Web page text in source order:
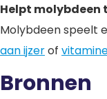
Helpt molybdeen
Molybdeen speelt
aan ijzerof
Bronnen